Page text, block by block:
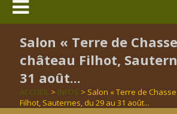
Salon « Terre de
château Filhot,
31 août...
ACCUEIL > INFOS > Salon « Terre de
Filhot, Sauternes, du 29 au 31 août...